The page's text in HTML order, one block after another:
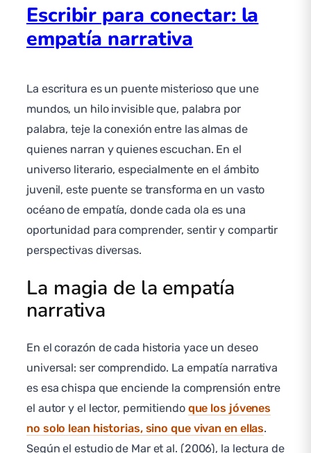
Escribir para conectar: la
empatía narrativa
La escritura es un puente misterioso que une
mundos, un hilo invisible que, palabra por
palabra, teje la conexión entre las almas de
quienes narran y quienes escuchan. En el
universo literario, especialmente en el ámbito
juvenil, este puente se transforma en un vasto
océano de empatía, donde cada ola es una
oportunidad para comprender, sentir y compartir
perspectivas diversas.
La magia de la empatía
narrativa
En el corazón de cada historia yace un deseo
universal: ser comprendido. La empatía narrativa
es esa chispa que enciende la comprensión entre
el autor y el lector, permitiendo que los jóvenes
no solo lean historias, sino que vivan en ellas.
Según el estudio de Mar et al. (2006), la lectura de